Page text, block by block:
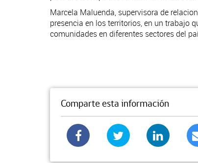
Marcela Maluenda, supervisora de
presencia en los territorios, en un trabajo
comunidades en diferentes sectores del
Comparte esta información